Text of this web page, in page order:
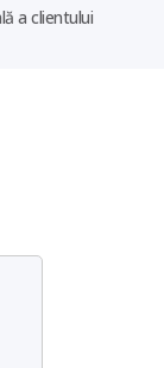
a clientului